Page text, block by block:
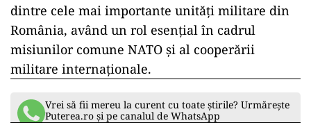
dintre cele mai importante unități militare din
România, având un rol esențial în cadrul
misiunilor comune NATO și al cooperării
militare internaționale.
Vrei să fii mereu la curent cu toate știrile? Urmărește
Puterea.ro și pe canalul de WhatsApp